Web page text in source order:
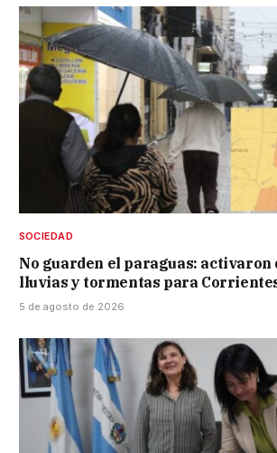
SOCIEDAD
No guarden el paraguas: activaron
lluvias y tormentas para
5 de agosto de 2026